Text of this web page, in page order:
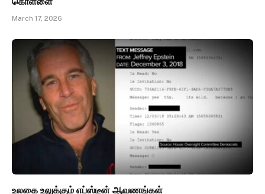
March 17, 2026
உலகை உலுக்கும் எப்ஸ்டீன் ஆவணங்கள்